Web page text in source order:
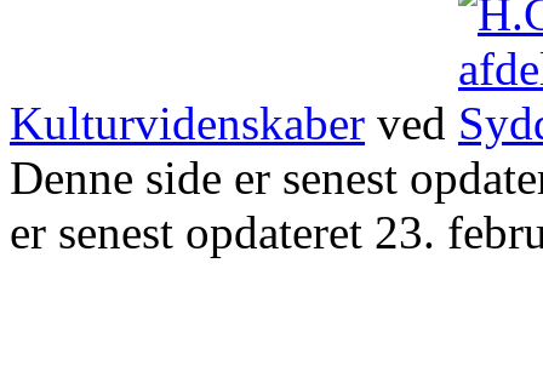
Kulturvidenskaber ved
Denne side er senest
er senest opdateret 23.